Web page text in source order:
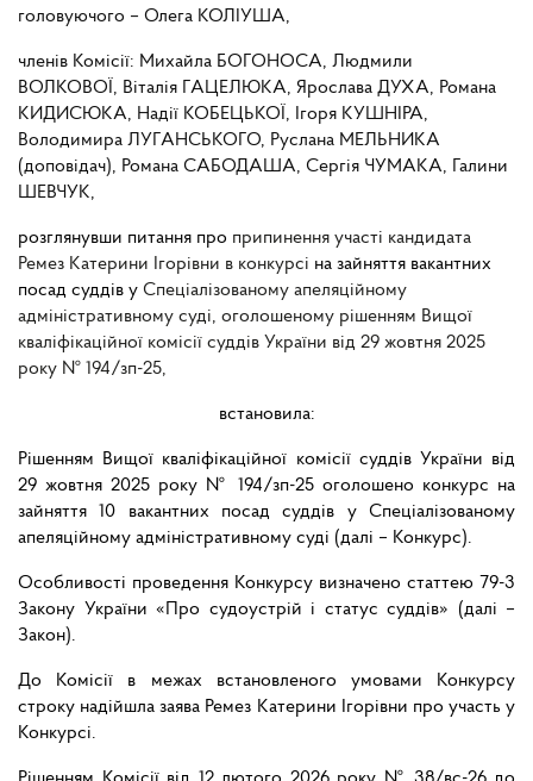
головуючого – Олега КОЛІУША,
членів Комісії: Михайла БОГОНОСА, Людмили
ВОЛКОВОЇ, Віталія ГАЦЕЛЮКА, Ярослава ДУХА, Романа
КИДИСЮКА, Надії КОБЕЦЬКОЇ, Ігоря КУШНІРА,
Володимира ЛУГАНСЬКОГО, Руслана МЕЛЬНИКА
(доповідач), Романа САБОДАША, Сергія ЧУМАКА, Галини
ШЕВЧУК,
розглянувши питання про припинення участі кандидата
Ремез Катерини Ігорівни в конкурсі на зайняття вакантних
посад суддів у Спеціалізованому апеляційному
адміністративному суді, оголошеному рішенням Вищої
кваліфікаційної комісії суддів України від 29 жовтня 2025
року № 194/зп-25,
встановила:
Рішенням Вищої кваліфікаційної комісії суддів України від
29 жовтня 2025 року № 194/зп-25 оголошено конкурс на
зайняття 10 вакантних посад суддів у Спеціалізованому
апеляційному адміністративному суді (далі – Конкурс).
Особливості проведення Конкурсу визначено статтею 79-3
Закону України «Про судоустрій і статус суддів» (далі –
Закон).
До Комісії в межах встановленого умовами Конкурсу
строку надійшла заява Ремез Катерини Ігорівни про участь у
Конкурсі.